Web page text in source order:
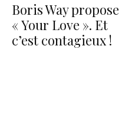
Boris Way propose
« Your Love ». Et
c’est contagieux !